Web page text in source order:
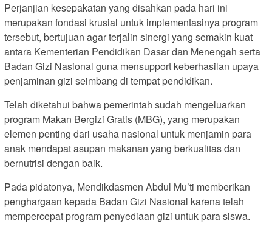
Perjanjian kesepakatan yang disahkan pada hari ini
merupakan fondasi krusial untuk implementasinya program
tersebut, bertujuan agar terjalin sinergi yang semakin kuat
antara Kementerian Pendidikan Dasar dan Menengah serta
Badan Gizi Nasional guna mensupport keberhasilan upaya
penjaminan gizi seimbang di tempat pendidikan.
Telah diketahui bahwa pemerintah sudah mengeluarkan
program Makan Bergizi Gratis (MBG), yang merupakan
elemen penting dari usaha nasional untuk menjamin para
anak mendapat asupan makanan yang berkualitas dan
bernutrisi dengan baik.
Pada pidatonya, Mendikdasmen Abdul Mu’ti memberikan
penghargaan kepada Badan Gizi Nasional karena telah
mempercepat program penyediaan gizi untuk para siswa.